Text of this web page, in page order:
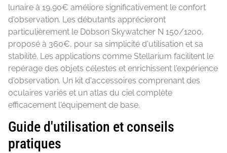
lunaire à 19,90€ améliore significativement le confort
d'observation. Les débutants apprécieront
particulièrement le Dobson Skywatcher N 150/1200,
proposé à 360€, pour sa simplicité d'utilisation et sa
stabilité. Les applications comme Stellarium facilitent le
repérage des objets célestes et enrichissent l'expérience
d'observation. Un kit d'accessoires comprenant des
oculaires variés et un atlas du ciel complète
efficacement l'équipement de base.
Guide d'utilisation et conseils
pratiques